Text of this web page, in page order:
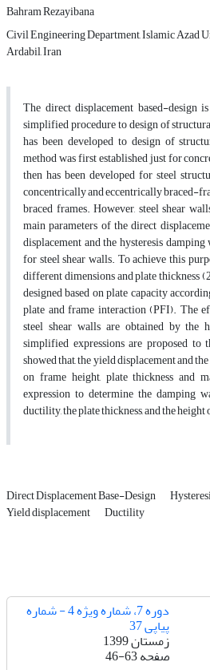
Bahram Rezayibana
Civil Engineering Department, Islamic Azad
Ardabil, Iran
The direct displacement based-design
simplified procedure to design of
has been developed to design of
method was first established just for
then has been developed for steel
concentrically and eccentrically braced-
braced frames. However, steel shear
main parameters of the direct
displacement and the hysteresis
for steel shear walls. To achieve this
different dimensions and plate thickness
designed based on plate capacity
plate and frame interaction (PFI). The
steel shear walls are obtained by the
simplified expressions are proposed to
showed that, the yield displacement and
on frame height, plate thickness and
expression to determine the damping
ductility, the plate thickness, and the
Direct Displacement Base-Design
Yield displacement Ductility
دوره 7، شماره ویژه 4 - شماره
پیاپی 37
زمستان 1399
صفحه46-63